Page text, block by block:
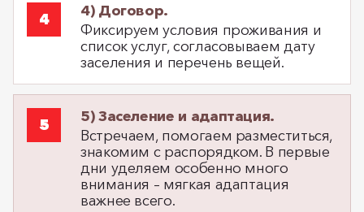
4) Договор.
Фиксируем условия проживания и
список услуг, согласовываем дату
заселения и перечень вещей.
5) Заселение и адаптация.
Встречаем, помогаем разместиться,
знакомим с распорядком. В первые
дни уделяем особенно много
внимания – мягкая адаптация
важнее всего.